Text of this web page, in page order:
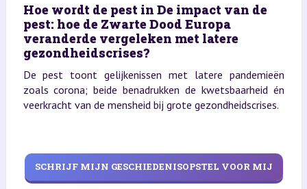
Hoe wordt de pest in De impact van de
pest: hoe de Zwarte Dood Europa
veranderde vergeleken met latere
gezondheidscrises?
De pest toont gelijkenissen met latere pandemieën
zoals corona; beide benadrukken de kwetsbaarheid én
veerkracht van de mensheid bij grote gezondheidscrises.
SCHRIJF MIJN GESCHIEDENISOPSTEL VOOR MIJ